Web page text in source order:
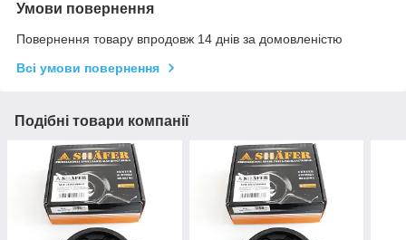
Умови повернення
Повернення товару впродовж 14 днів за домовленістю
Всі умови повернення
Подібні товари компанії